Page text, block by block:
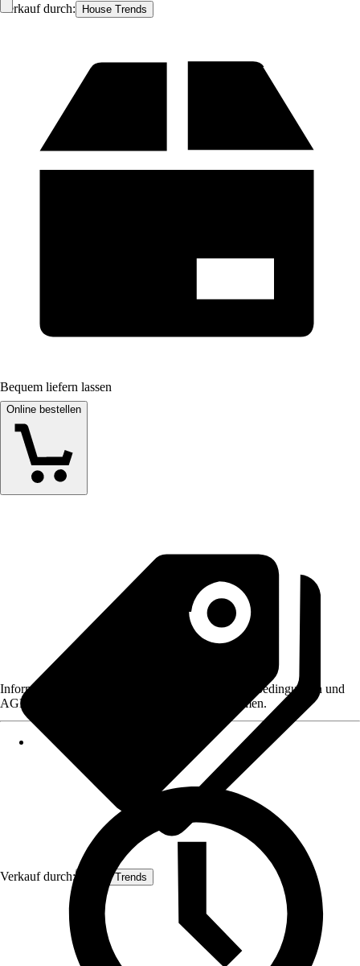
Verkauf durch: House Trends
Bequem liefern lassen
Online bestellen
Verkauf durch: House Trends
Informationen des Verkäufers, wie z. B. Rückgabebedingungen und
AGB, finden Sie bei Klick auf den Verkäufernamen.